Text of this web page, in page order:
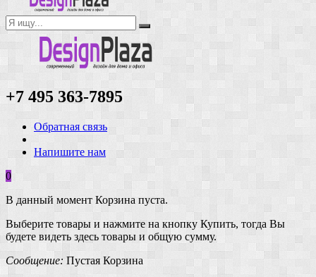
+7 495 363-7895
Обратная связь
Напишите нам
0
В данный момент Корзина пуста.
Выберите товары и нажмите на кнопку Купить, тогда Вы
будете видеть здесь товары и общую сумму.
Сообщение: Пустая Корзина